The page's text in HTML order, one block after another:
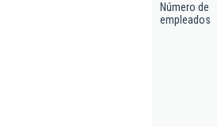
Número de
empleados